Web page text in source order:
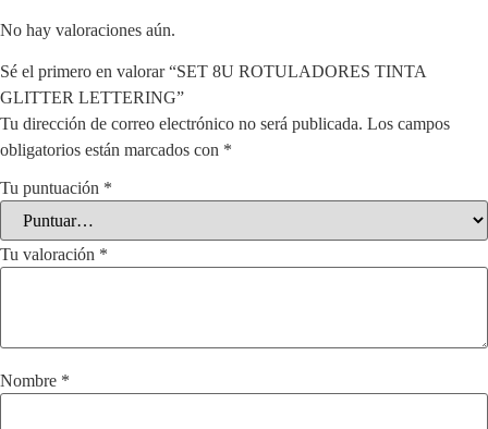
No hay valoraciones aún.
Sé el primero en valorar “SET 8U ROTULADORES TINTA
GLITTER LETTERING”
Tu dirección de correo electrónico no será publicada. Los campos
obligatorios están marcados con *
Tu puntuación *
Tu valoración *
Nombre *